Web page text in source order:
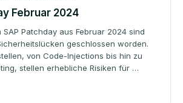
Februar 2024
Patchday aus Februar 2024 sind
geschlossen worden.
von Code-Injections bis hin zu
stellen erhebliche Risiken für …